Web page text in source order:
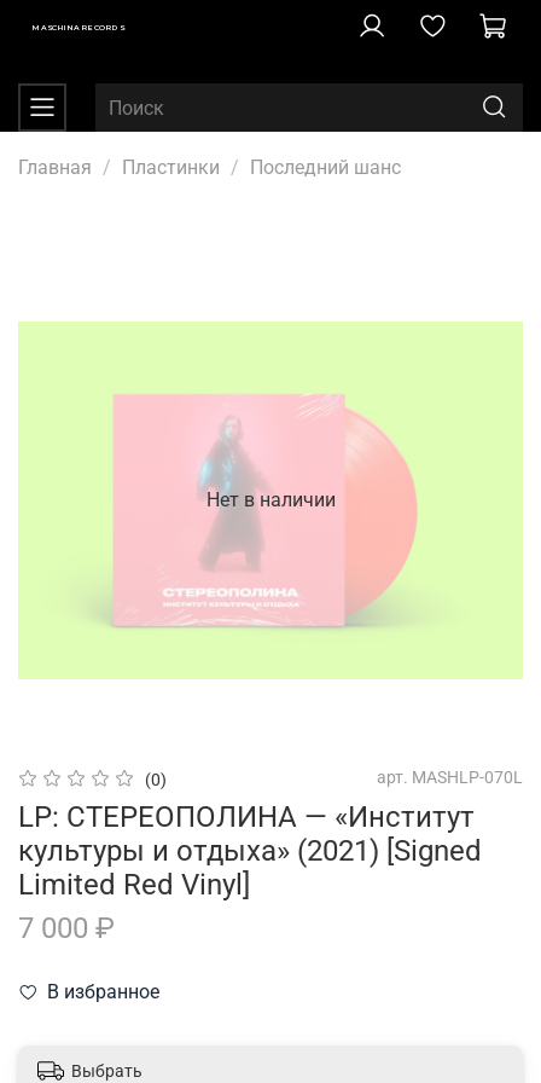
MASCHINA RECORDS
Главная Пластинки Последний шанс
Нет в наличии
(0) арт. MASHLP-070L
LP: СТЕРЕОПОЛИНА — «Институт
культуры и отдыха» (2021) [Signed
Limited Red Vinyl]
7 000 ₽
В избранное
Выбрать